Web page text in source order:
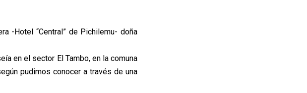
-Hotel “Central” de Pichilemu- doña
en el sector El Tambo, en la comuna
pudimos conocer a través de una